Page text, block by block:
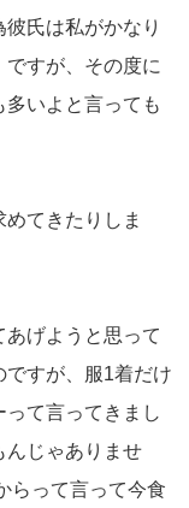
氏は私がかなり
すが、その度に
いよと言っても
てきたりしま
げようと思って
すが、服1着だけ
て言ってきまし
んじゃありませ
らって言って今食